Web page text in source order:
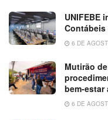
UNIFEBE
Contábeis
6 DE
Mutirão
bem-estar
6 DE